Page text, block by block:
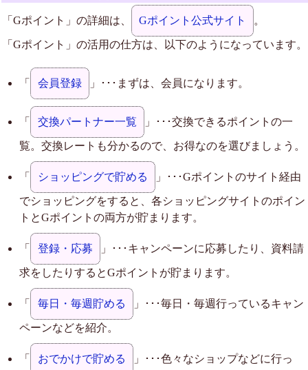
「Gポイント」の詳細は、 Gポイント公式サイト 。
「Gポイント」の活用の仕方は、以下のようになっています。
「 会員登録 」･･･まずは、会員になります。
「 交換パートナー一覧 」･･･交換できるポイントの一
覧。交換レートも分かるので、お得なのを選びましょう。
「 ショッピングで貯める 」･･･Gポイントのサイト経由
でショッピングをすると、各ショッピングサイトのポイン
トとGポイントの両方が貯まります。
「 登録・応募 」･･･キャンペーンに応募したり、資料請
求をしたりするとGポイントが貯まります。
「 毎日・毎週貯める 」･･･毎日・毎週行っているキャン
ペーンなどを紹介。
「 おでかけで貯める 」･･･色々なショップなどに行っ